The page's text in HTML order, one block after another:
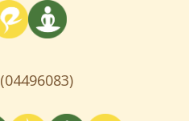
(04496083)